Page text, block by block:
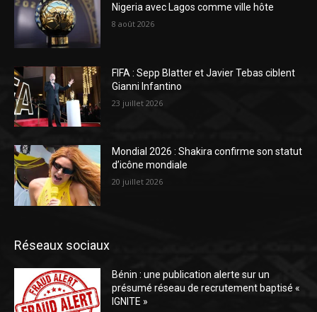
Nigeria avec Lagos comme ville hôte
8 août 2026
FIFA : Sepp Blatter et Javier Tebas ciblent
Gianni Infantino
23 juillet 2026
Mondial 2026 : Shakira confirme son statut
d’icône mondiale
20 juillet 2026
Réseaux sociaux
Bénin : une publication alerte sur un
présumé réseau de recrutement baptisé «
IGNITE »